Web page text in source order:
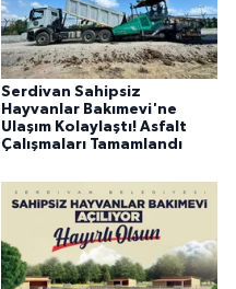
Serdivan Sahipsiz
Hayvanlar Bakımevi'ne
Ulaşım Kolaylaştı! Asfalt
Çalışmaları Tamamlandı